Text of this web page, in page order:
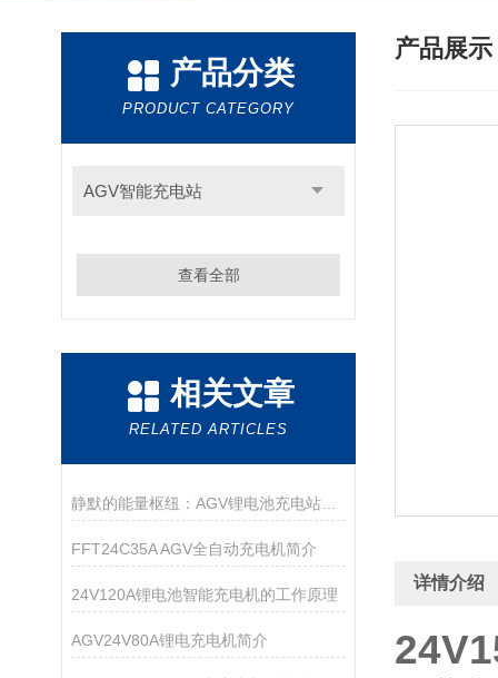
产品分类
PRODUCT CATEGORY
AGV智能充电站
查看全部
相关文章
RELATED ARTICLES
静默的能量枢纽：AGV锂电池充电站的协同逻辑与安全架构
FFT24C35A AGV全自动充电机简介
24V120A锂电池智能充电机的工作原理
AGV24V80A锂电充电机简介
产品展示
详情介绍